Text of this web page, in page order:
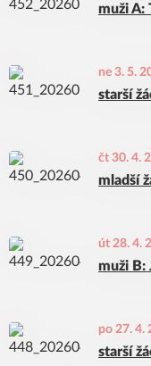
muži A:
ne 3. 5.
starší
čt 30. 4.
mladší
út 28. 4.
muži B:
po 27. 4.
starší